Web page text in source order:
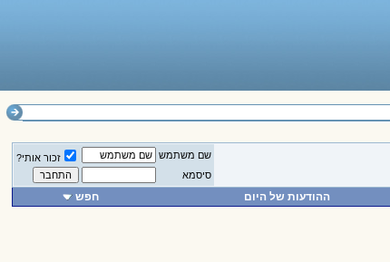
שם משתמש
זכור אותי?
סיסמא
ההודעות של היום חפש